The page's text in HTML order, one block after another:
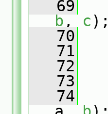
   69
b , c
   70
   71
   72
   73
   74